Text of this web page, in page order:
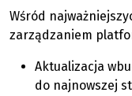
Wśród
zarządzaniem
Aktualizacja
do najnowszej